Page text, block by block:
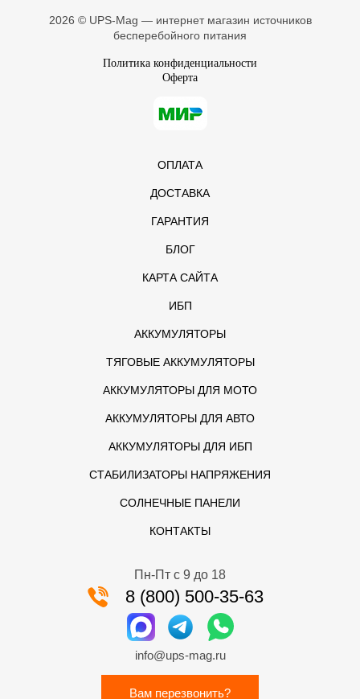
2026 © UPS-Mag — интернет магазин источников
бесперебойного питания
Политика конфиденциальности
Оферта
ОПЛАТА
ДОСТАВКА
ГАРАНТИЯ
БЛОГ
КАРТА САЙТА
ИБП
АККУМУЛЯТОРЫ
ТЯГОВЫЕ АККУМУЛЯТОРЫ
АККУМУЛЯТОРЫ ДЛЯ МОТО
АККУМУЛЯТОРЫ ДЛЯ АВТО
АККУМУЛЯТОРЫ ДЛЯ ИБП
СТАБИЛИЗАТОРЫ НАПРЯЖЕНИЯ
СОЛНЕЧНЫЕ ПАНЕЛИ
КОНТАКТЫ
Пн-Пт с 9 до 18
8 (800) 500-35-63
info@ups-mag.ru
Вам перезвонить?